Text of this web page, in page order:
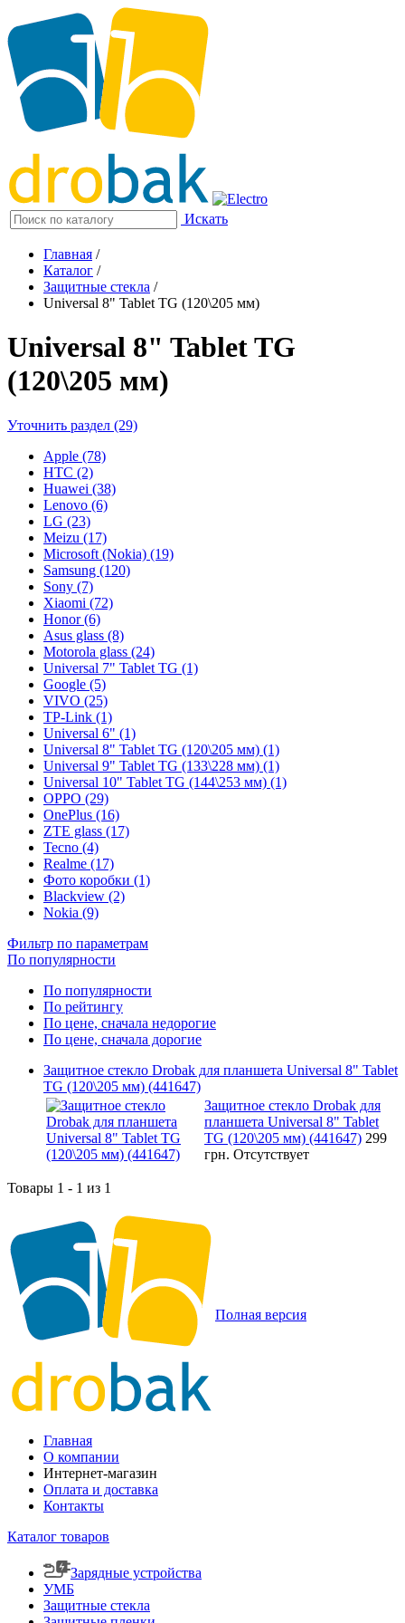
Искать
Главная /
Каталог /
Защитные стекла /
Universal 8" Tablet TG (120\205 мм)
Universal 8" Tablet TG
(120\205 мм)
Уточнить раздел (29)
Apple (78)
HTC (2)
Huawei (38)
Lenovo (6)
LG (23)
Meizu (17)
Microsoft (Nokia) (19)
Samsung (120)
Sony (7)
Xiaomi (72)
Honor (6)
Asus glass (8)
Motorola glass (24)
Universal 7" Tablet TG (1)
Google (5)
VIVO (25)
TP-Link (1)
Universal 6" (1)
Universal 8" Tablet TG (120\205 мм) (1)
Universal 9" Tablet TG (133\228 мм) (1)
Universal 10" Tablet TG (144\253 мм) (1)
OPPO (29)
OnePlus (16)
ZTE glass (17)
Tecno (4)
Realme (17)
Фото коробки (1)
Blackview (2)
Nokia (9)
Фильтр по параметрам
По популярности
По популярности
По рейтингу
По цене, сначала недорогие
По цене, сначала дорогие
Защитное стекло Drobak для планшета Universal 8" Tablet
TG (120\205 мм) (441647)
Защитное стекло Drobak для
планшета Universal 8" Tablet
TG (120\205 мм) (441647) 299
грн. Отсутствует
Товары 1 - 1 из 1
Полная версия
Главная
О компании
Интернет-магазин
Оплата и доставка
Контакты
Каталог товаров
Зарядные устройства
УМБ
Защитные стекла